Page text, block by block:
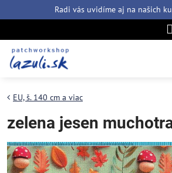
Radi vás uvidíme aj na našich
EU, š. 140 cm a viac
zelena jesen